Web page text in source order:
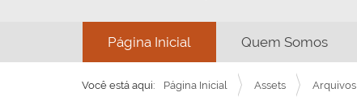
Página Inicial Quem Somos
Você está aqui: Página Inicial Assets Arquivos